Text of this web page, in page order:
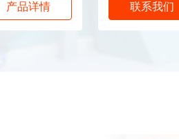
产品详情 联系我们